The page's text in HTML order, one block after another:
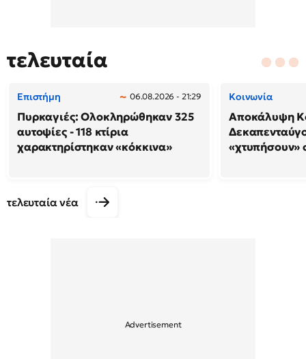
τελευταία
Επιστήμη 06.08.2026 - 21:29
Πυρκαγιές: Ολοκληρώθηκαν 325
αυτοψίες - 118 κτίρια
χαρακτηρίστηκαν «κόκκινα»
Κοινωνία
Αποκάλυψη
«χτυπήσουν»
τελευταία νέα